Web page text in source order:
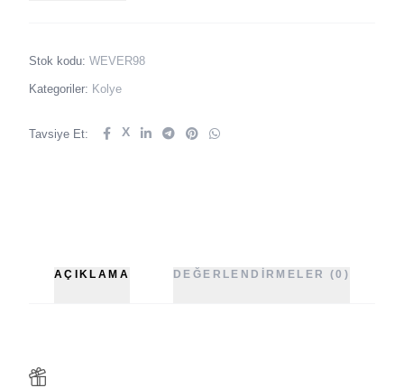
Stok kodu: WEVER98
Kategoriler: Kolye
Tavsiye Et: X
AÇIKLAMA DEĞERLENDIRMELER (0)